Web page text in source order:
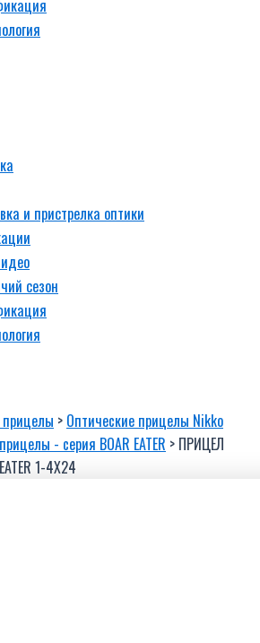
и пристрелка оптики
сезон
> Оптические прицелы Nikko
- серия BOAR EATER > ПРИЦЕЛ
1-4X24